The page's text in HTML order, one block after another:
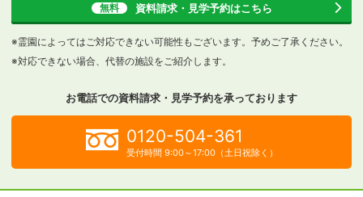
無料 資料請求・見学予約はこちら
※霊園によってはご対応できない可能性もございます。予めご了承ください。
※対応できない場合、代替の施設をご紹介します。
お電話での資料請求・見学予約を承っております
0120-504-361
受付時間 9:00～17:00（土日祝除く）